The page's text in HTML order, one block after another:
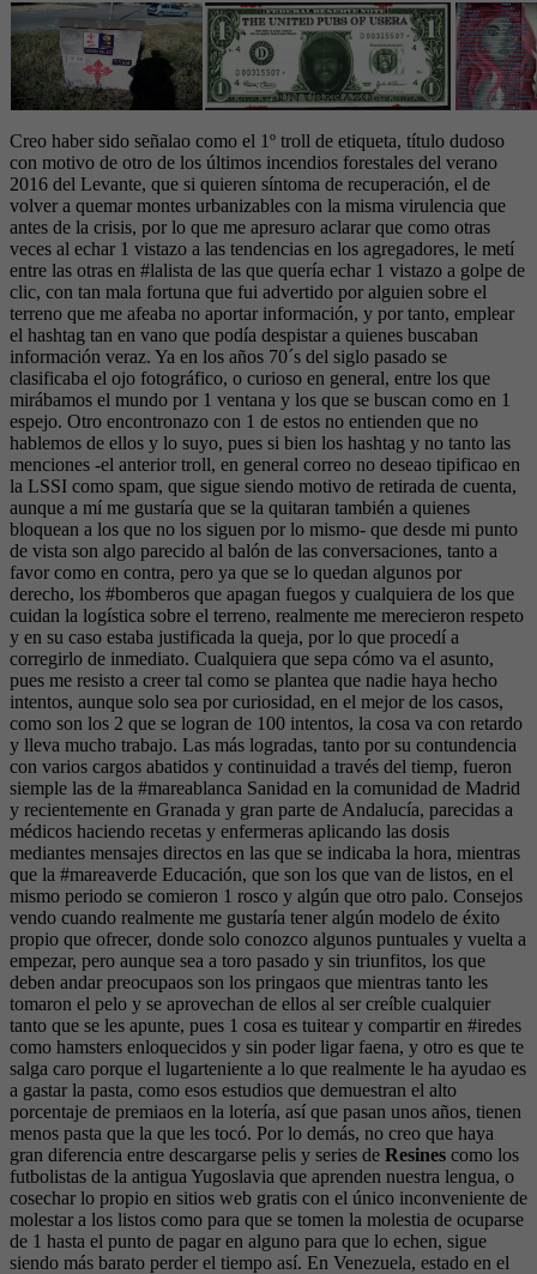
Creo haber sido señalao como el 1º troll de etiqueta, título dudoso
con motivo de otro de los últimos incendios forestales del verano
2016 del Levante, que si quieren síntoma de recuperación, el de
volver a quemar montes urbanizables con la misma virulencia que
antes de la crisis, por lo que me apresuro aclarar que como otras
veces al echar 1 vistazo a las tendencias en los agregadores, le metí
entre las otras en #lalista de las que quería echar 1 vistazo a golpe de
clic, con tan mala fortuna que fui advertido por alguien sobre el
terreno que me afeaba no aportar información, y por tanto, emplear
el hashtag tan en vano que podía despistar a quienes buscaban
información veraz. Ya en los años 70´s del siglo pasado se
clasificaba el ojo fotográfico, o curioso en general, entre los que
mirábamos el mundo por 1 ventana y los que se buscan como en 1
espejo. Otro encontronazo con 1 de estos no entienden que no
hablemos de ellos y lo suyo, pues si bien los hashtag y no tanto las
menciones -el anterior troll, en general correo no deseao tipificao en
la LSSI como spam, que sigue siendo motivo de retirada de cuenta,
aunque a mí me gustaría que se la quitaran también a quienes
bloquean a los que no los siguen por lo mismo- que desde mi punto
de vista son algo parecido al balón de las conversaciones, tanto a
favor como en contra, pero ya que se lo quedan algunos por
derecho, los #bomberos que apagan fuegos y cualquiera de los que
cuidan la logística sobre el terreno, realmente me merecieron respeto
y en su caso estaba justificada la queja, por lo que procedí a
corregirlo de inmediato. Cualquiera que sepa cómo va el asunto,
pues me resisto a creer tal como se plantea que nadie haya hecho
intentos, aunque solo sea por curiosidad, en el mejor de los casos,
como son los 2 que se logran de 100 intentos, la cosa va con retardo
y lleva mucho trabajo. Las más logradas, tanto por su contundencia
con varios cargos abatidos y continuidad a través del tiemp, fueron
siemple las de la #mareablanca Sanidad en la comunidad de Madrid
y recientemente en Granada y gran parte de Andalucía, parecidas a
médicos haciendo recetas y enfermeras aplicando las dosis
mediantes mensajes directos en las que se indicaba la hora, mientras
que la #mareaverde Educación, que son los que van de listos, en el
mismo periodo se comieron 1 rosco y algún que otro palo. Consejos
vendo cuando realmente me gustaría tener algún modelo de éxito
propio que ofrecer, donde solo conozco algunos puntuales y vuelta a
empezar, pero aunque sea a toro pasado y sin triunfitos, los que
deben andar preocupaos son los pringaos que mientras tanto les
tomaron el pelo y se aprovechan de ellos al ser creíble cualquier
tanto que se les apunte, pues 1 cosa es tuitear y compartir en #iredes
como hamsters enloquecidos y sin poder ligar faena, y otro es que te
salga caro porque el lugarteniente a lo que realmente le ha ayudao es
a gastar la pasta, como esos estudios que demuestran el alto
porcentaje de premiaos en la lotería, así que pasan unos años, tienen
menos pasta que la que les tocó. Por lo demás, no creo que haya
gran diferencia entre descargarse pelis y series de Resines como los
futbolistas de la antigua Yugoslavia que aprenden nuestra lengua, o
cosechar lo propio en sitios web gratis con el único inconveniente de
molestar a los listos como para que se tomen la molestia de ocuparse
de 1 hasta el punto de pagar en alguno para que lo echen, sigue
siendo más barato perder el tiempo así. En Venezuela, estado en el